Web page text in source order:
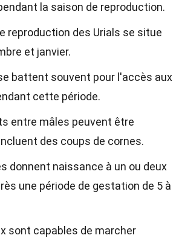
la saison de reproduction.
reproduction des Urials se situe
et janvier.
battent souvent pour l'accès aux
cette période.
entre mâles peuvent être
des coups de cornes.
donnent naissance à un ou deux
une période de gestation de 5 à
sont capables de marcher